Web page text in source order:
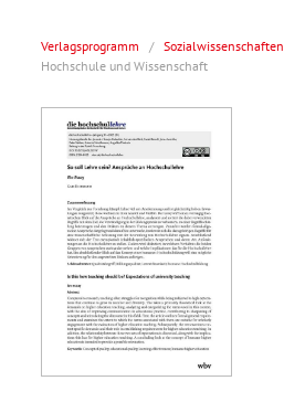
Verlagsprogramm / Sozialwissenschaften
Hochschule und Wissenschaft